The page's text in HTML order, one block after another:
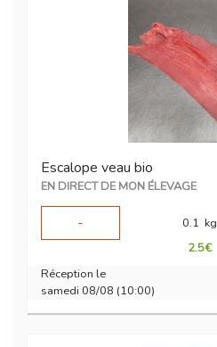
Escalope veau bio
EN DIRECT DE MON ÉLEVAGE
-
0.1 kg
2.5€
Réception le
samedi 08/08 (10:00)